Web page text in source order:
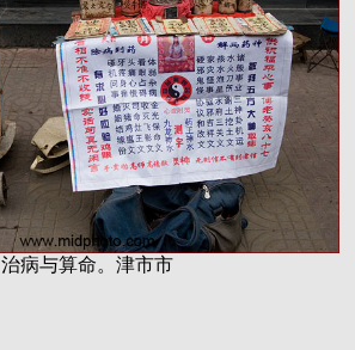
治病与算命。津市市